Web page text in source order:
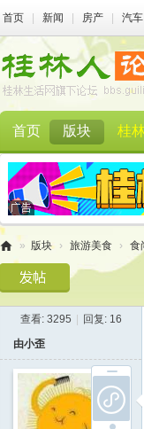
首页 新闻 房产 汽车
首页 版块 桂
林
» 版块 › 旅游美食 › 食
查看: 3295 回复: 16
由小歪